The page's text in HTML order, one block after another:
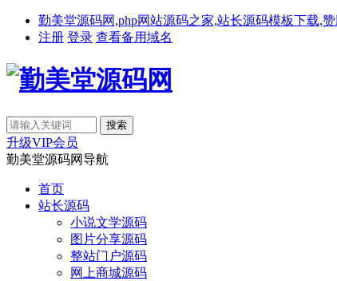
勤美堂源码网,php网站源码之家,站长源码模板下载,赞
注册 登录 查看备用域名
升级VIP会员
勤美堂源码网导航
首页
站长源码
小说文学源码
图片分享源码
整站门户源码
网上商城源码